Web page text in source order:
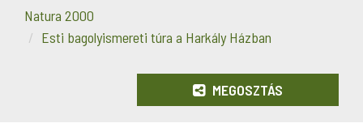
Natura 2000
Esti bagolyismereti túra a Harkály Házban
MEGOSZTÁS